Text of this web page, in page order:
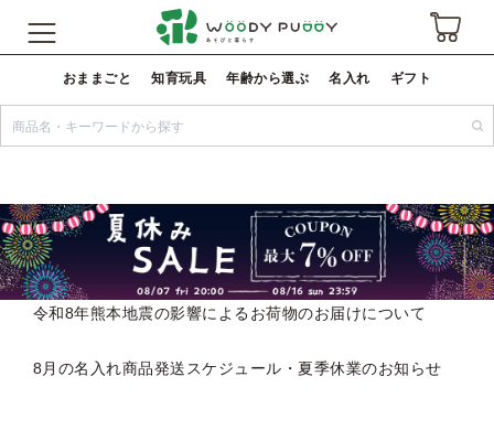
おままごと 知育玩具 年齢から選ぶ 名入れ ギフト
令和8年熊本地震の影響によるお荷物のお届けについて
8月の名入れ商品発送スケジュール・夏季休業のお知らせ